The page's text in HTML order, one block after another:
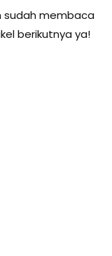
sudah membaca
berikutnya ya!